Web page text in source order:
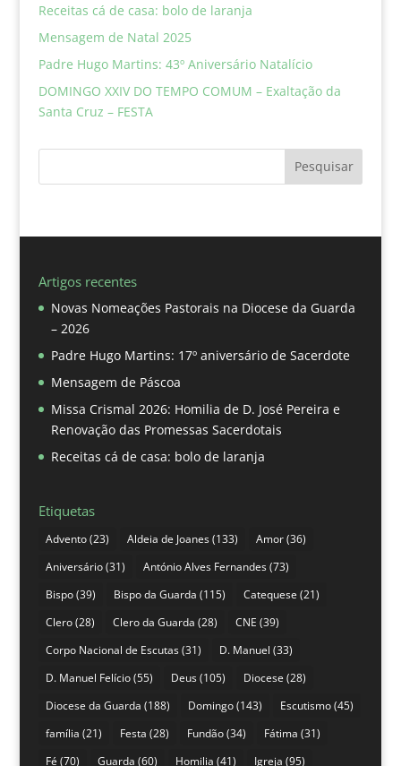
Receitas cá de casa: bolo de laranja
Mensagem de Natal 2025
Padre Hugo Martins: 43º Aniversário Natalício
DOMINGO XXIV DO TEMPO COMUM – Exaltação da
Santa Cruz – FESTA
Pesquisar
Artigos recentes
Novas Nomeações Pastorais na Diocese da Guarda
– 2026
Padre Hugo Martins: 17º aniversário de Sacerdote
Mensagem de Páscoa
Missa Crismal 2026: Homilia de D. José Pereira e
Renovação das Promessas Sacerdotais
Receitas cá de casa: bolo de laranja
Etiquetas
Advento(23) Aldeia de Joanes(133) Amor(36)
Aniversário(31) António Alves Fernandes(73)
Bispo(39) Bispo da Guarda (115) Catequese (21)
Clero(28) Clero da Guarda (28) CNE (39)
Corpo Nacional de Escutas(31) D. Manuel (33)
D. Manuel Felício(55) Deus(105) Diocese (28)
Diocese da Guarda (188) Domingo(143) Escutismo(45)
família (21) Festa (28) Fundão(34) Fátima (31)
Fé (70) Guarda (60) Homilia (41) Igreja (95)